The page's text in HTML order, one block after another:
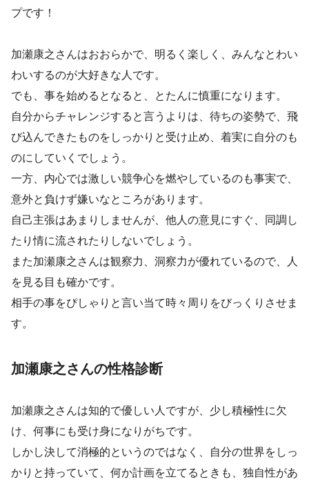
プです！
加瀬康之さんはおおらかで、明るく楽しく、みんなとわい
わいするのが大好きな人です。
でも、事を始めるとなると、とたんに慎重になります。
自分からチャレンジすると言うよりは、待ちの姿勢で、飛
び込んできたものをしっかりと受け止め、着実に自分のも
のにしていくでしょう。
一方、内心では激しい競争心を燃やしているのも事実で、
意外と負けず嫌いなところがあります。
自己主張はあまりしませんが、他人の意見にすぐ、同調し
たり情に流されたりしないでしょう。
また加瀬康之さんは観察力、洞察力が優れているので、人
を見る目も確かです。
相手の事をぴしゃりと言い当て時々周りをびっくりさせま
す。
加瀬康之さんの性格診断
加瀬康之さんは知的で優しい人ですが、少し積極性に欠
け、何事にも受け身になりがちです。
しかし決して消極的というのではなく、自分の世界をしっ
かりと持っていて、何か計画を立てるときも、独自性があ